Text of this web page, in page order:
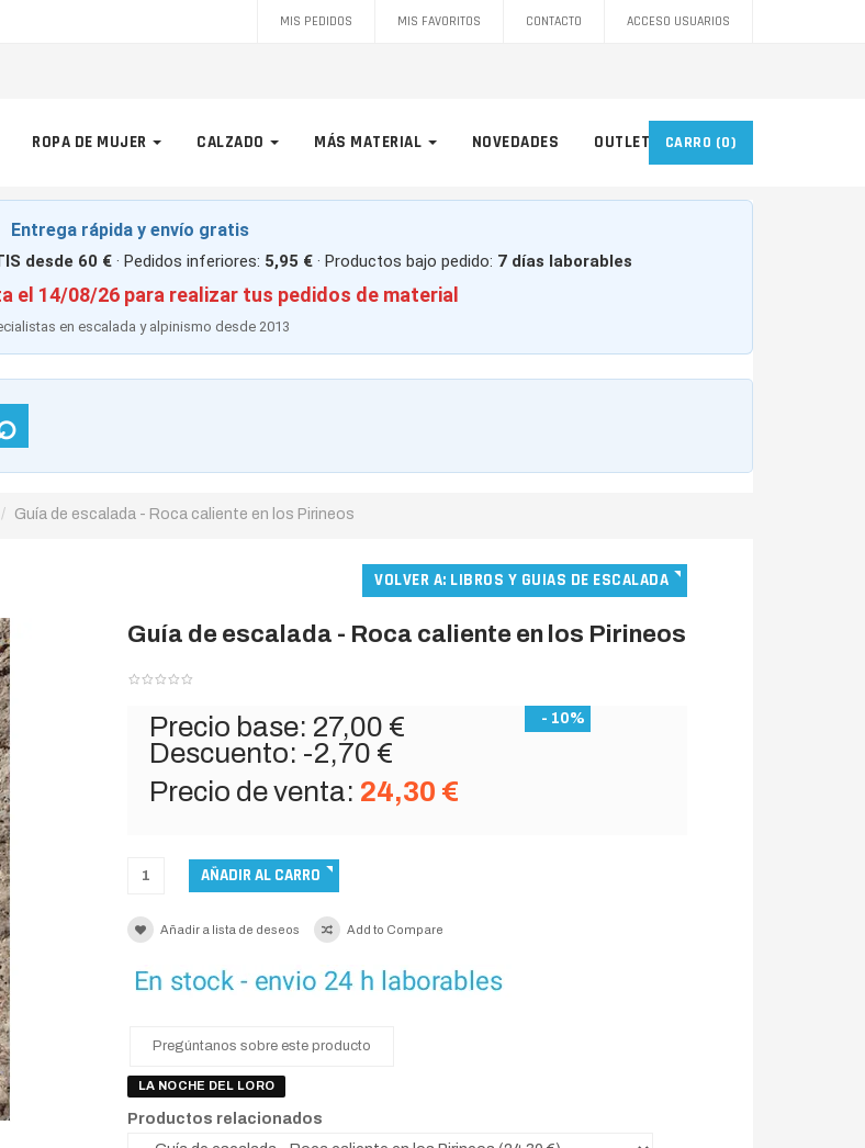
MIS PEDIDOS MIS FAVORITOS CONTACTO ACCESO USUARIOS
ROPA DE MUJER CALZADO MÁS MATERIAL NOVEDADES OUTLET CARRO (0)
Entrega rápida y envío gratis
desde 60 €· Pedidos inferiores: 5,95 €· Productos bajo pedido: 7 días laborables
el 14/08/26 para realizar tus pedidos de material
en escalada y alpinismo desde 2013
Guía de escalada - Roca caliente en los Pirineos
VOLVER A: LIBROS Y GUIAS DE ESCALADA
Guía de escalada - Roca caliente en los Pirineos
- 10%
Precio base: 27,00 €
Descuento: -2,70 €
Precio de venta: 24,30 €
Añadir a lista de deseos Add to Compare
Pregúntanos sobre este producto
LA NOCHE DEL LORO
Productos relacionados